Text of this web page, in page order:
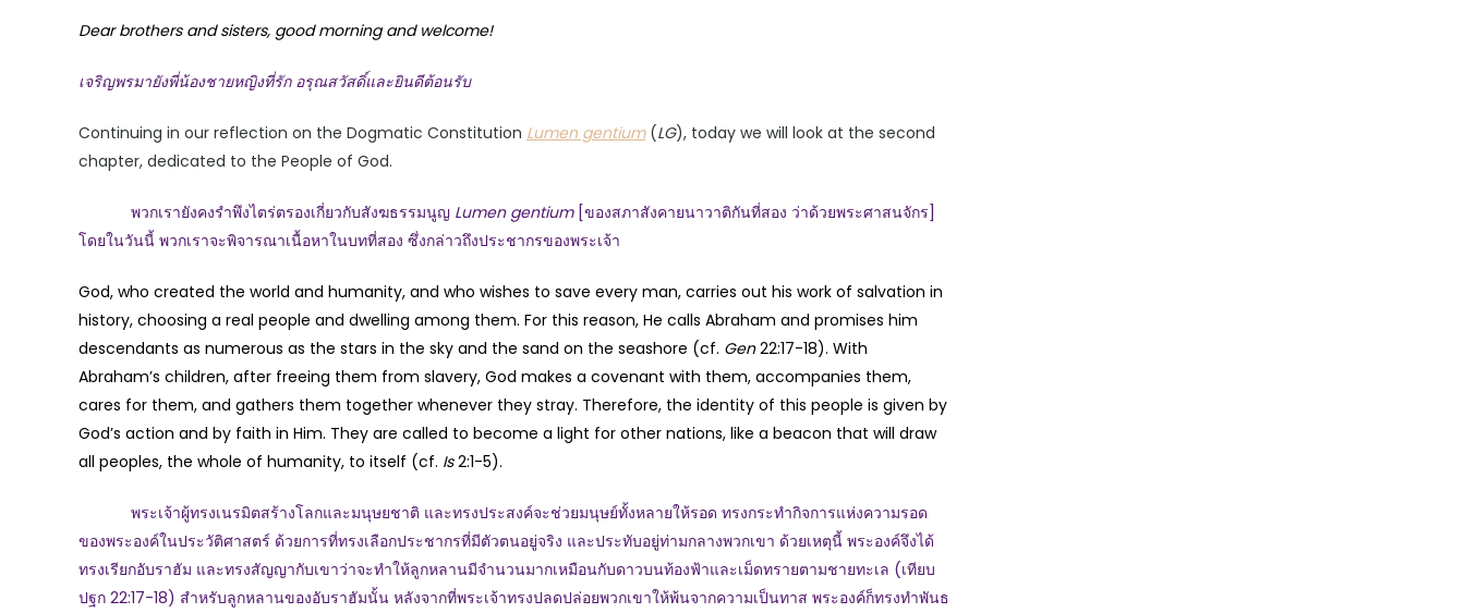
Dear brothers and sisters, good morning and welcome!
เจริญพรมายังพี่น้องชายหญิงที่รัก อรุณสวัสดิ์และยินดีต้อนรับ
Continuing in our reflection on the Dogmatic Constitution Lumen gentium(LG), today we will look at the second
chapter, dedicated to the People of God.
พวกเรายังคงรำพึงไตร่ตรองเกี่ยวกับสังฆธรรมนูญ Lumen gentium[ของสภาสังคายนาวาติกันที่สอง ว่าด้วยพระศาสนจักร]
โดยในวันนี้ พวกเราจะพิจารณาเนื้อหาในบทที่สอง ซึ่งกล่าวถึงประชากรของพระเจ้า
God, who created the world and humanity, and who wishes to save every man, carries out his work of salvation in
history, choosing a real people and dwelling among them. For this reason, He calls Abraham and promises him
descendants as numerous as the stars in the sky and the sand on the seashore (cf. Gen22:17-18). With
Abraham’s children, after freeing them from slavery, God makes a covenant with them, accompanies them,
cares for them, and gathers them together whenever they stray. Therefore, the identity of this people is given by
God’s action and by faith in Him. They are called to become a light for other nations, like a beacon that will draw
all peoples, the whole of humanity, to itself (cf. Is2:1-5).
พระเจ้าผู้ทรงเนรมิตสร้างโลกและมนุษยชาติ และทรงประสงค์จะช่วยมนุษย์ทั้งหลายให้รอด ทรงกระทำกิจการแห่งความรอด
ของพระองค์ในประวัติศาสตร์ ด้วยการที่ทรงเลือกประชากรที่มีตัวตนอยู่จริง และประทับอยู่ท่ามกลางพวกเขา ด้วยเหตุนี้ พระองค์จึงได้
ทรงเรียกอับราฮัม และทรงสัญญากับเขาว่าจะทำให้ลูกหลานมีจำนวนมากเหมือนกับดาวบนท้องฟ้าและเม็ดทรายตามชายทะเล (เทียบ
ปฐก 22:17-18) สำหรับลูกหลานของอับราฮัมนั้น หลังจากที่พระเจ้าทรงปลดปล่อยพวกเขาให้พ้นจากความเป็นทาส พระองค์ก็ทรงทำพันธ